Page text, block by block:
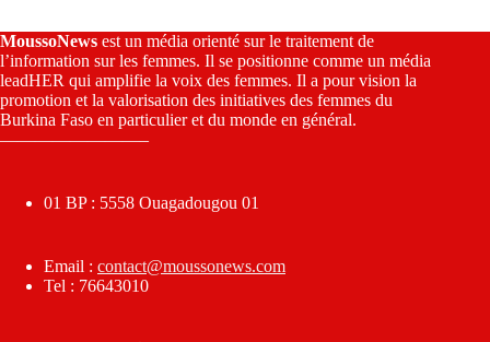
MoussoNews est un média orienté sur le traitement de
l’information sur les femmes. Il se positionne comme un média
leadHER qui amplifie la voix des femmes. Il a pour vision la
promotion et la valorisation des initiatives des femmes du
Burkina Faso en particulier et du monde en général.
————————–
01 BP : 5558 Ouagadougou 01
Email : contact@moussonews.com
Tel : 76643010